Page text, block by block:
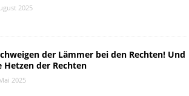
2025
der Lämmer bei den Rechten! Und
Hetzen der Rechten
2025